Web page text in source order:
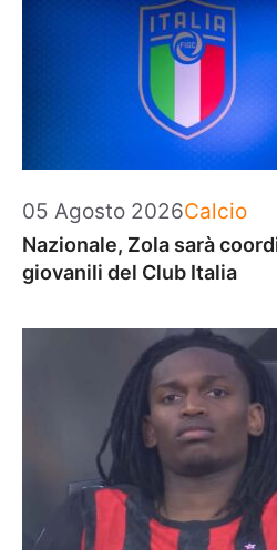
05 Agosto 2026Categorie
Calcio
Nazionale, Zola sarà
giovanili del Club Italia